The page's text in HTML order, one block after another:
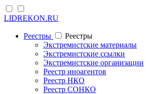
LIDREKON.RU
Реестры
Реестры
Экстремистские материалы
Экстремистские ссылки
Экстремистские организации
Реестр иноагентов
Реестр НКО
Реестр СОНКО